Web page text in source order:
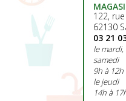
122,
62130
03 21
le
samedi
9h à
le jeudi
14h à